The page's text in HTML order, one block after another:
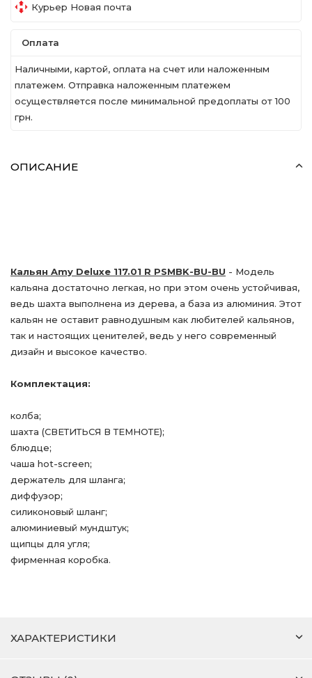
Курьер Новая почта
Оплата
Наличными, картой, оплата на счет или наложенным
платежем. Отправка наложенным платежем
осуществляется после минимальной предоплаты от 100
грн.
ОПИСАНИЕ
Кальян Amy Deluxe 117.01 R PSMBK-BU-BU - Модель
кальяна достаточно легкая, но при этом очень устойчивая,
ведь шахта выполнена из дерева, а база из алюминия. Этот
кальян не оставит равнодушным как любителей кальянов,
так и настоящих ценителей, ведь у него современный
дизайн и высокое качество.
Комплектация:
колба;
шахта (СВЕТИТЬСЯ В ТЕМНОТЕ);
блюдце;
чаша hot-screen;
держатель для шланга;
диффузор;
силиконовый шланг;
алюминиевый мундштук;
щипцы для угля;
фирменная коробка.
ХАРАКТЕРИСТИКИ